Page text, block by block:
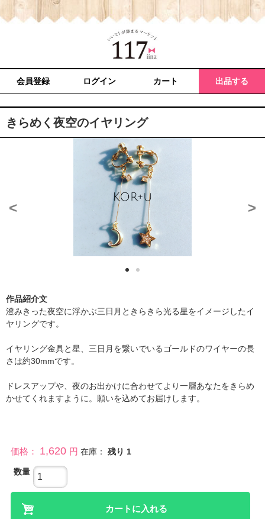
会員登録 ログイン カート 出品する
きらめく夜空のイヤリング
< >
作品紹介文
澄みきった夜空に浮かぶ三日月ときらきら光る星をイメージしたイ
ヤリングです。
イヤリング金具と星、三日月を繋いでいるゴールドのワイヤーの長
さは約30mmです。
ドレスアップや、夜のお出かけに合わせてより一層あなたをきらめ
かせてくれますように。願いを込めてお届けします。
価格： 1,620 円 在庫： 残り 1
数量
カートに入れる